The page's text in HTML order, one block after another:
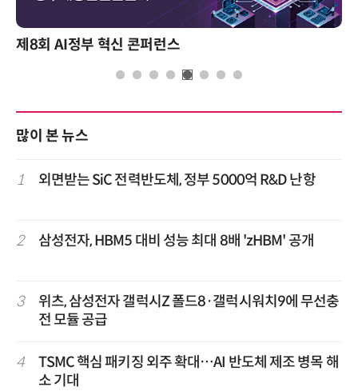
제8회 AI정부 혁신 콘퍼런스
많이 본 뉴스
1 외면받는 SiC 전력반도체, 정부 5000억 R&D 난항
2 삼성전자, HBM5 대비 성능 최대 8배 'zHBM' 공개
3
위츠, 삼성전자 갤럭시Z 폴드8·갤럭시워치9에 무선충
전 모듈 공급
4
TSMC 핵심 패키징 외주 확대…AI 반도체 제조 병목 해
소 기대